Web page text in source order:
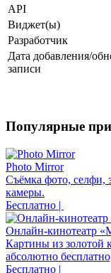
API
Виджет(ы)
Разработчик
Дата добавления/
записи
Популярные
Photo Mirror
Съёмка фото, селфи,
камеры.
Бесплатно |
Онлайн-кинотеатр
Картины из золотой
абсолютно
Бесплатно |